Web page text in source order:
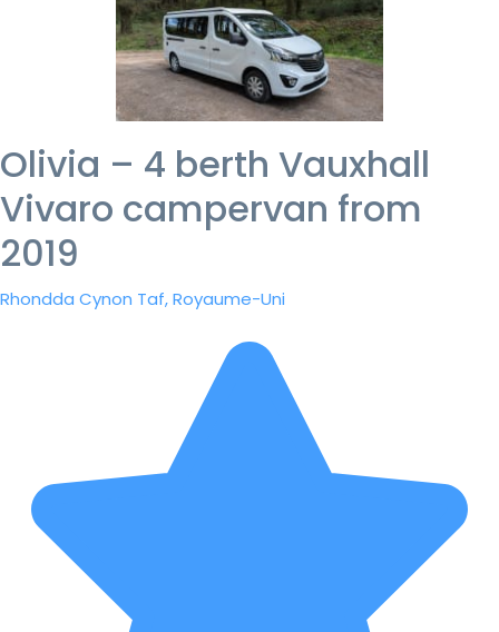
Olivia – 4 berth Vauxhall
Vivaro campervan from
2019
Rhondda Cynon Taf, Royaume-Uni